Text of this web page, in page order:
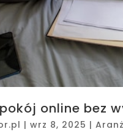
online bez
| wrz 8, 2025 |